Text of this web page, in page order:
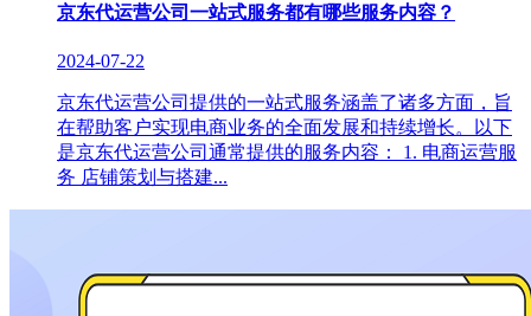
京东代运营公司一站式服务都有哪些服务内容？
2024-07-22
京东代运营公司提供的一站式服务涵盖了诸多方面，旨
在帮助客户实现电商业务的全面发展和持续增长。以下
是京东代运营公司通常提供的服务内容： 1. 电商运营服
务 店铺策划与搭建...